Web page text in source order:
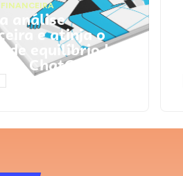
a análise
e atinja o
de equilíbrio |
ChatGPT